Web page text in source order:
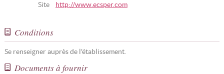
Site
http://www.ecsper.com
Conditions
Se renseigner auprès de l'établissement.
Documents à fournir